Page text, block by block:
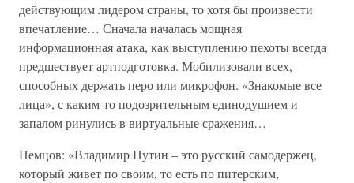
действующим лидером страны, то хотя бы произвести
впечатление… Сначала началась мощная
информационная атака, как выступлению пехоты всегда
предшествует артподготовка. Мобилизовали всех,
способных держать перо или микрофон. «Знакомые все
лица», с каким-то подозрительным единодушием и
запалом ринулись в виртуальные сражения…
Немцов: «Владимир Путин – это русский самодержец,
который живет по своим, то есть по питерским,